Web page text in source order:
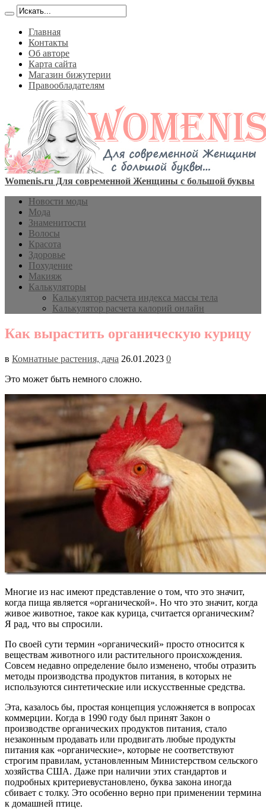
Главная
Контакты
Об авторе
Карта сайта
Магазин бижутерии
Правообладателям
Womenis.ru Для современной Женщины с большой буквы
Новости моды
Мода
Знаменитости
Волосы
Красота
Здоровье
Похудение
Макияж
Калькуляторы
Калькулятор расчета индекса массы тела
Калькулятор расчета калорий онлайн
Как вырастить органическую курицу
в Комнатные растения, дача 26.01.2023 0
Это может быть немного сложно.
Многие из нас имеют представление о том, что это значит,
когда пища является «органической». Но что это значит, когда
живое животное, такое как курица, считается органическим?
Я рад, что вы спросили.
По своей сути термин «органический» просто относится к
веществам животного или растительного происхождения.
Совсем недавно определение было изменено, чтобы отразить
методы производства продуктов питания, в которых не
используются синтетические или искусственные средства.
Эта, казалось бы, простая концепция усложняется в вопросах
коммерции. Когда в 1990 году был принят Закон о
производстве органических продуктов питания, стало
незаконным продавать или продвигать любые продукты
питания как «органические», которые не соответствуют
строгим правилам, установленным Министерством сельского
хозяйства США. Даже при наличии этих стандартов и
подробных критериевустановлено, буква закона иногда
сбивает с толку. Это особенно верно при применении термина
к домашней птице.